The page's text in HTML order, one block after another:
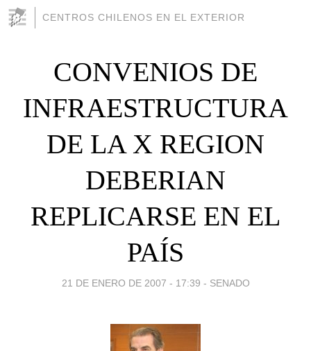
CENTROS CHILENOS EN EL EXTERIOR
CONVENIOS DE
INFRAESTRUCTURA
DE LA X REGION
DEBERIAN
REPLICARSE EN EL
PAÍS
21 DE ENERO DE 2007 - 17:39 - SENADO